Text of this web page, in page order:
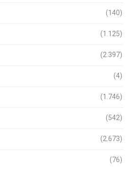
(140)
(1.125)
(2.397)
(4)
(1.746)
(542)
(2.673)
(76)